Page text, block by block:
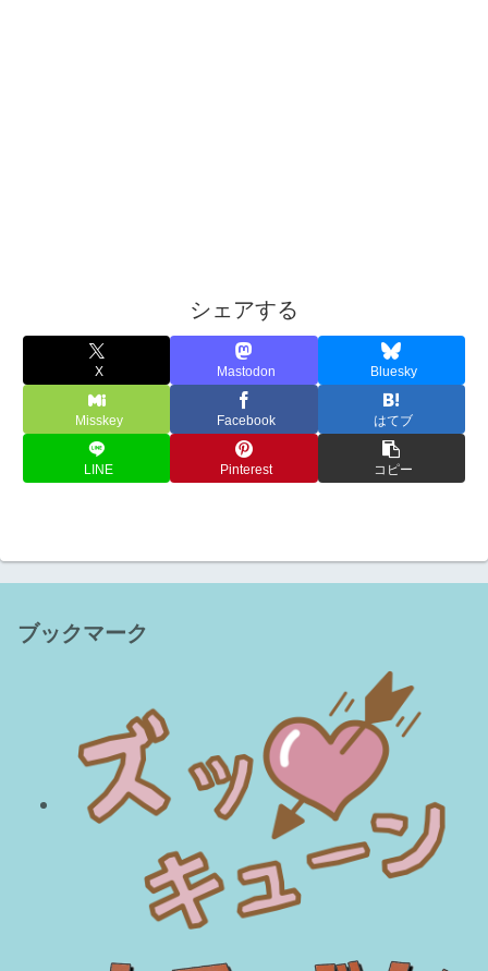
シェアする
X Mastodon Bluesky
Misskey Facebook はてブ
LINE Pinterest コピー
ブックマーク